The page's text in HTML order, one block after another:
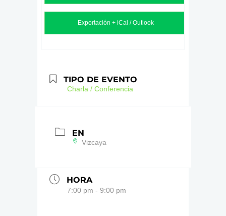
Exportación + iCal / Outlook
TIPO DE EVENTO
Charla / Conferencia
EN
Vizcaya
HORA
7:00 pm - 9:00 pm